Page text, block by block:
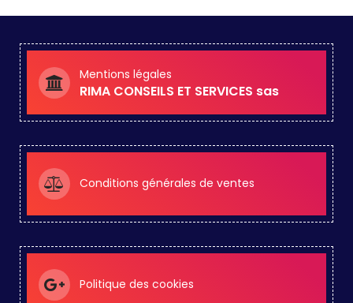
Mentions légales
RIMA CONSEILS ET SERVICES sas
Conditions générales de ventes
Politique des cookies